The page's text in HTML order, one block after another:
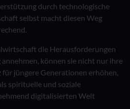
durch technologische
selbst macht diesen Weg
die Herausforderungen
können sie nicht nur ihre
für jüngere Generationen erhöhen,
spirituelle und soziale
digitalisierten Welt